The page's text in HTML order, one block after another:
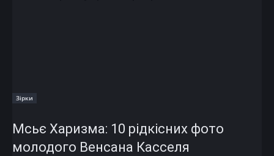
Зірки
Мсьє Харизма: 10 рідкісних фото
молодого Венсана Касселя